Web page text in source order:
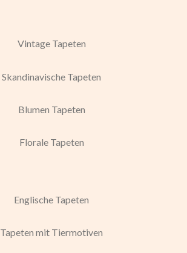
Vintage Tapeten
Skandinavische Tapeten
Blumen Tapeten
Florale Tapeten
Englische Tapeten
Tapeten mit Tiermotiven